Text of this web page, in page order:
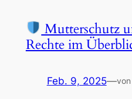
Mutterschutz
Rechte im
Feb. 9, 2025—von